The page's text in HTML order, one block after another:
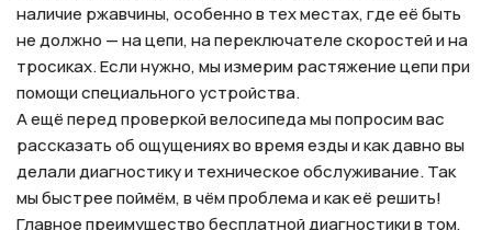
наличие ржавчины, особенно в тех местах, где её быть
не должно — на цепи, на переключателе скоростей и на
тросиках. Если нужно, мы измерим растяжение цепи при
помощи специального устройства.
А ещё перед проверкой велосипеда мы попросим вас
рассказать об ощущениях во время езды и как давно вы
делали диагностику и техническое обслуживание. Так
мы быстрее поймём, в чём проблема и как её решить!
Главное преимущество бесплатной диагностики в том,